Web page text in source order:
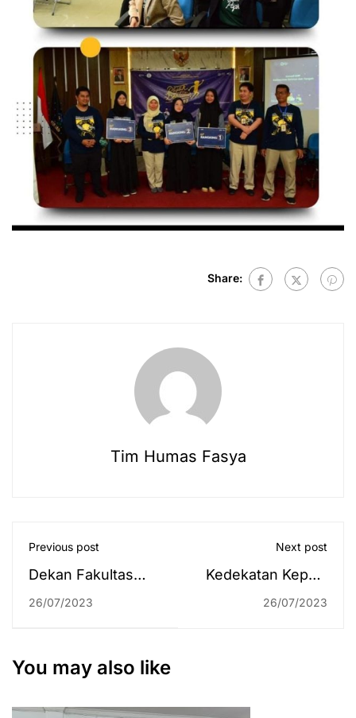
Share:
Tim Humas Fasya
Previous post
Dekan Fakultas
Syariah Hadiri
Thailand
26/07/2023
Next post
Kedekatan Kepala
BPIP dan Rektor
26/07/2023
You may also like